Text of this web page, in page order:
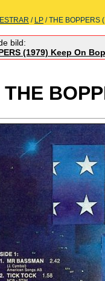
/ LP / THE BOPPERS
bild:
(1979) Keep On
THE